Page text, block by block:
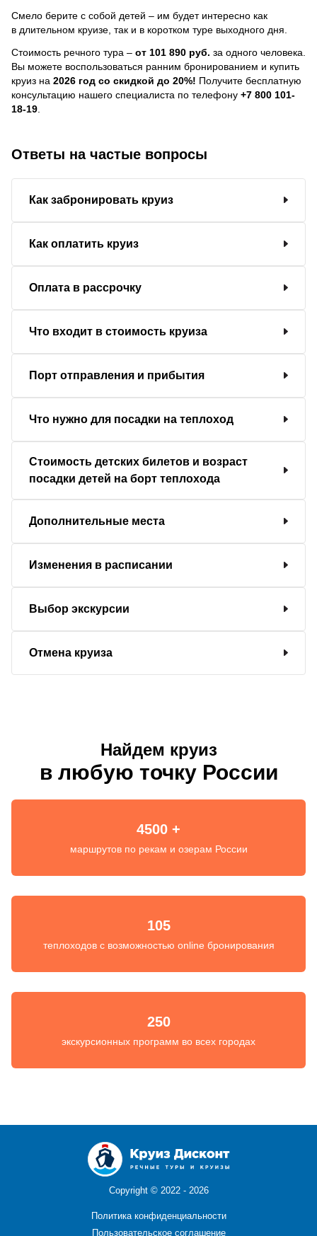
Смело берите с собой детей – им будет интересно как
в длительном круизе, так и в коротком туре выходного дня.
Стоимость речного тура – от 101 890 руб. за одного человека.
Вы можете воспользоваться ранним бронированием и купить
круиз на 2026 год со скидкой до 20%! Получите бесплатную
консультацию нашего специалиста по телефону +7 800 101-
18-19
Ответы на частые вопросы
Как забронировать круиз
Как оплатить круиз
Оплата в рассрочку
Что входит в стоимость круиза
Порт отправления и прибытия
Что нужно для посадки на теплоход
Стоимость детских билетов и возраст
посадки детей на борт теплохода
Дополнительные места
Изменения в расписании
Выбор экскурсии
Отмена круиза
Найдем круиз
в любую точку России
4500 +
маршрутов по рекам и озерам России
105
теплоходов с возможностью online бронирования
250
экскурсионных программ во всех городах
Copyright © 2022 - 2026
Политика конфиденциальности
Пользовательское соглашение